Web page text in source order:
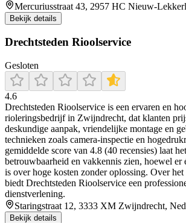
Mercuriusstraat 43, 2957 HC Nieuw-
Bekijk details
Drechtsteden Rioolservice
Gesloten
4.6
Drechtsteden Rioolservice is een ervaren en
rioleringsbedrijf in Zwijndrecht, dat klanten
deskundige aanpak, vriendelijke montage en
technieken zoals camera-inspectie en
gemiddelde score van 4.8 (40 recensies) laat
betrouwbaarheid en vakkennis zien, hoewel er
is over hoge kosten zonder oplossing. Over het
biedt Drechtsteden Rioolservice een
dienstverlening.
Staringstraat 12, 3333 XM Zwijndrecht,
Bekijk details